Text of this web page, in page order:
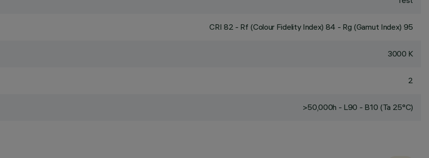
CRI 82 - Rf (Colour Fidelity Index) 84 - Rg (Gamut Index) 95
3000 K
2
>50,000h - L90 - B10 (Ta 25°C)